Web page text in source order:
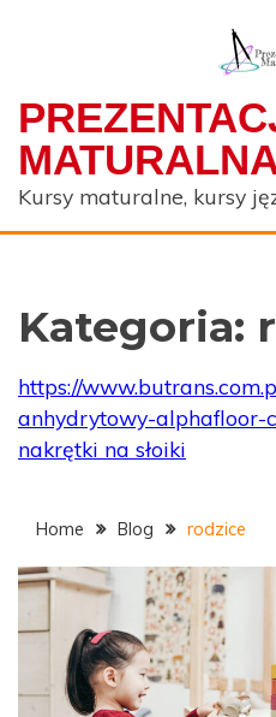
Kursy maturalne, kursy
Kategoria:
https://
anhydrytowy-alphafloor-
nakrętki na słoiki
Home Blog rodzice